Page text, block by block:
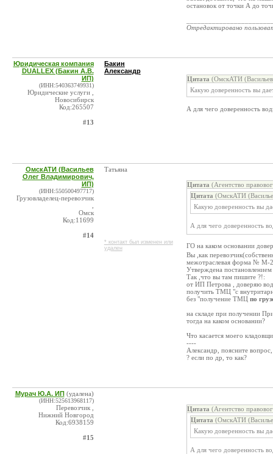
остановок от точки А до
Отредактировано
Юридическая компания
DUALLEX (Бакин А.В.
ИП)
(ИНН:540363749931)
Юридические услуги ,
Новосибирск
Код:265507
#13
Бакин
Александр
Цитата (ОмскАТИ
Какую доверенность вы
А для чего доверенность
ОмскАТИ (Васильев
Олег Владимирович,
ИП)
(ИНН:550500497717)
Грузовладелец-перевозчик
Омск
Код:11699
#14
Татьяна
* контакт был изменен или
удален
Цитата (Агентство
Цитата (ОмскАТИ
Какую доверенность вы
А для чего доверенность
ГО на каком основании
Вы ,как
межотраслевая форма № М-
Утверждена
Так ,что вы там пишите ?!:
от ИП Петрова , доверяю
получить ТМЦ "с
без "получение ТМЦ по
на складе при получении
тогда на каком основании?
Что касается моего
----
Александр, поясните
? если по др, то как?
Мурач Ю.А. ИП (удалена)
(ИНН:525613968117)
Перевозчик ,
Нижний Новгород
Код:6938159
#15
Цитата (Агентство
Цитата (ОмскАТИ
Какую доверенность вы
А для чего доверенность